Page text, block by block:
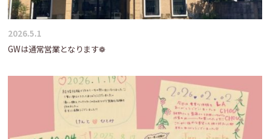
2026.5.1
GWは通常営業となります❁